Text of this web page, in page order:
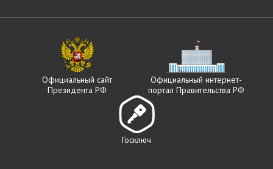
Официальный сайт
Президента РФ
Официальный интернет-
портал Правительства РФ
Госключ